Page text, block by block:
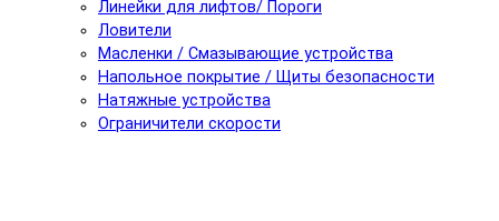
Линейки для лифтов/ Пороги
Ловители
Масленки / Смазывающие устройства
Напольное покрытие / Щиты безопасности
Натяжные устройства
Ограничители скорости